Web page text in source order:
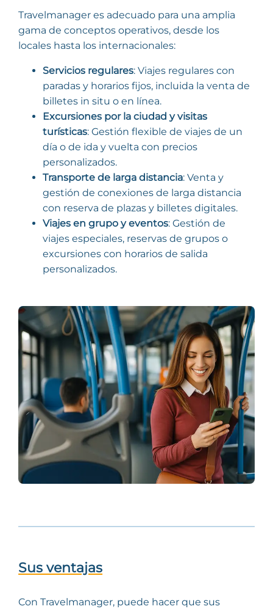
Travelmanager es adecuado para una amplia
gama de conceptos operativos, desde los
locales hasta los internacionales:
Servicios regulares: Viajes regulares con
paradas y horarios fijos, incluida la venta de
billetes in situ o en línea.
Excursiones por la ciudad y visitas
turísticas: Gestión flexible de viajes de un
día o de ida y vuelta con precios
personalizados.
Transporte de larga distancia: Venta y
gestión de conexiones de larga distancia
con reserva de plazas y billetes digitales.
Viajes en grupo y eventos: Gestión de
viajes especiales, reservas de grupos o
excursiones con horarios de salida
personalizados.
Sus ventajas
Con Travelmanager, puede hacer que sus